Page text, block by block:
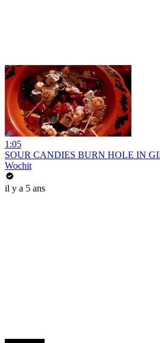
1:05
SOUR CANDIES BURN HOLE IN
Wochit
il y a 5 ans